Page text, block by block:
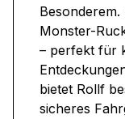
Monster-
– perfekt für
bietet Rollf
sicheres